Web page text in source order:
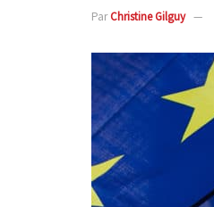
ParChristine Gilguy